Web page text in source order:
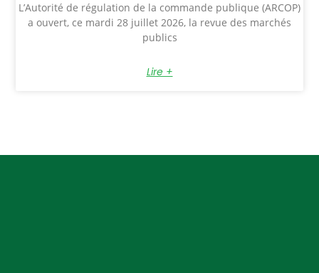
L’Autorité de régulation de la commande publique (ARCOP)
a ouvert, ce mardi 28 juillet 2026, la revue des marchés
publics
Lire +